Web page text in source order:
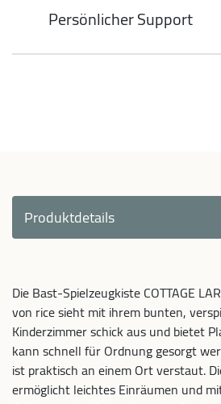
Persönlicher Support
Produktdetails
Die Bast-Spielzeugkiste COTTAGE
von rice sieht mit ihrem bunten,
Kinderzimmer schick aus und bietet
kann schnell für Ordnung gesorgt
ist praktisch an einem Ort verstaut.
ermöglicht leichtes Einräumen und